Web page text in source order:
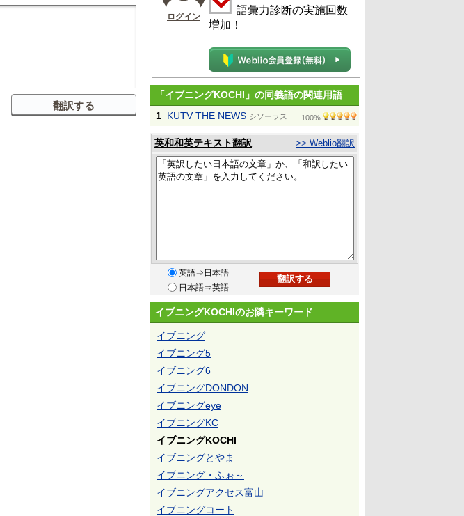
ログイン
語彙力診断の実施回数
増加！
「イブニングKOCHI」の同義語の関連用語
1 KUTV THE NEWS シソーラス 100%
英和和英テキスト翻訳 >> Weblio翻訳
英語⇒日本語
日本語⇒英語
イブニングKOCHIのお隣キーワード
イブニング
イブニング5
イブニング6
イブニングDONDON
イブニングeye
イブニングKC
イブニングKOCHI
イブニングとやま
イブニング・ふぉ～
イブニングアクセス富山
イブニングコート